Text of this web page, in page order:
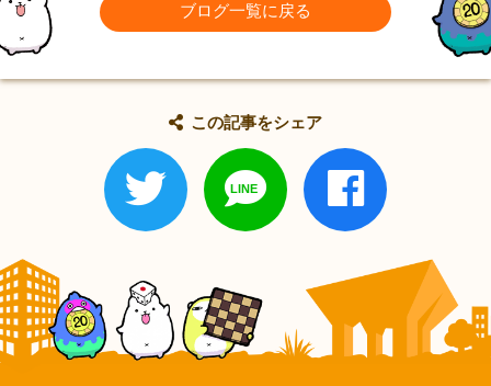
ブログ一覧に戻る
この記事をシェア